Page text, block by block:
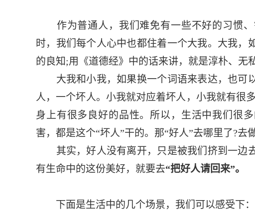
作为普通人，我们难免有一些不好的习惯、
时，我们每个人心中也都住着一个大我。大我，
的良知;用《道德经》中的话来讲，就是淳朴、无
大我和小我，如果换一个词语来表达，也可
人，一个坏人。小我就对应着坏人，小我就有很
身上有很多良好的品性。所以，生活中我们很
害，都是这个“坏人”干的。那“好人”去哪里了?去
其实，好人没有离开，只是被我们挤到一边
有生命中的这份美好，就要去“把好人请回来”。
下面是生活中的几个场景，我们可以感受下：